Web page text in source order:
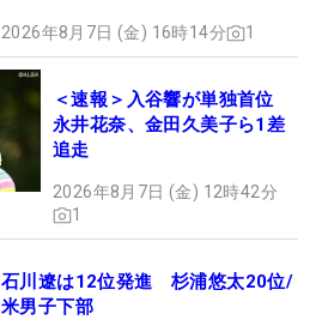
2026年8月7日 (金) 16時14分 1
＜速報＞入谷響が単独首位
永井花奈、金田久美子ら1差
追走
2026年8月7日 (金) 12時42分
1
石川遼は12位発進 杉浦悠太20位/
米男子下部